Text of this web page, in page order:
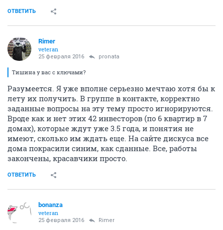
ОТВЕТИТЬ
Rimer
veteran
25 февраля 2016 pronata
Тишина у вас с ключами?
Разумеется. Я уже вполне серьезно мечтаю хотя бы к
лету их получить. В группе в контакте, корректно
заданные вопросы на эту тему просто игнорируются.
Вроде как и нет этих 42 инвесторов (по 6 квартир в 7
домах), которые ждут уже 3.5 года, и понятия не
имеют, сколько им ждать еще. На сайте дискуса все
дома покрасили синим, как сданные. Все, работы
закончены, красавчики просто.
ОТВЕТИТЬ
bonanza
veteran
25 февраля 2016 Rimer